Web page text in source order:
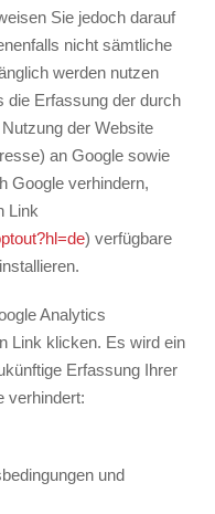
Sie jedoch darauf
nicht sämtliche
werden nutzen
die Erfassung der durch
der Website
an Google sowie
Google verhindern,
Link
) verfügbare
Analytics
Link klicken. Es wird ein
Erfassung Ihrer
verhindert:
und